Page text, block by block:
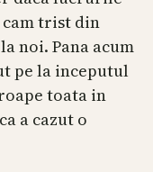
trist din
noi. Pana acum
pe la inceputul
toata in
a cazut o